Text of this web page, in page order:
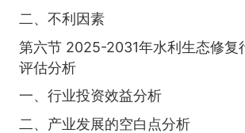
二、不利因素
第六节 2025-2031年水利生态修复
评估分析
一、行业投资效益分析
二、产业发展的空白点分析